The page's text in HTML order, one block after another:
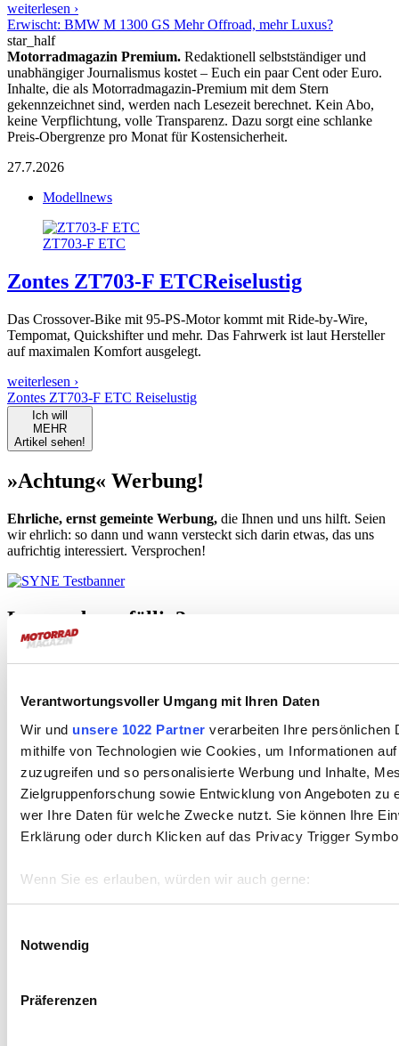
Verantwortungsvoller Umgang mit Ihren Daten
Wir und unsere 1022 Partner verarbeiten Ihre persönlichen
mithilfe von Technologien wie Cookies, um Informationen
zuzugreifen und so personalisierte Werbung und Inhalte,
Zielgruppenforschung sowie Entwicklung von Angeboten zu
wer Ihre Daten für welche Zwecke nutzt. Sie können Ihre
Erklärung oder durch Klicken auf das Privacy Trigger
Wenn Sie es erlauben, würden wir auch gerne:
Informationen über Ihre geografische Lage erfassen,
Ihr Gerät durch aktives Scannen nach bestimmten
Präferenzen im
Notwendig
Präferenzen
weiterlesen ›
Erwischt: BMW M 1300 GS Mehr Offroad, mehr Luxus?
star_half
Motorradmagazin Premium. Redaktionell selbstständiger und
unabhängiger Journalismus kostet – Euch ein paar Cent oder Euro.
Inhalte, die als Motorradmagazin-Premium mit dem Stern
gekennzeichnet sind, werden nach Lesezeit berechnet. Kein Abo,
keine Verpflichtung, volle Transparenz. Dazu sorgt eine schlanke
Preis-Obergrenze pro Monat für Kostensicherheit.
27.7.2026
Modellnews
ZT703-F ETC
Zontes ZT703-F ETCReiselustig
Das Crossover-Bike mit 95-PS-Motor kommt mit Ride-by-Wire,
Tempomat, Quickshifter und mehr. Das Fahrwerk ist laut Hersteller
auf maximalen Komfort ausgelegt.
weiterlesen ›
Zontes ZT703-F ETC Reiselustig
Ich will
MEHR
Artikel sehen!
»Achtung« Werbung!
Ehrliche, ernst gemeinte Werbung, die Ihnen und uns hilft. Seien
wir ehrlich: so dann und wann versteckt sich darin etwas, das uns
aufrichtig interessiert. Versprochen!
Leseprobe gefällig?
6/2026
Das aktuelle Magazin
5/2026
4/2026